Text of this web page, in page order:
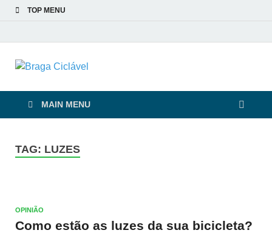
TOP MENU
Braga Ciclável
MAIN MENU
TAG: LUZES
OPINIÃO
Como estão as luzes da sua bicicleta?